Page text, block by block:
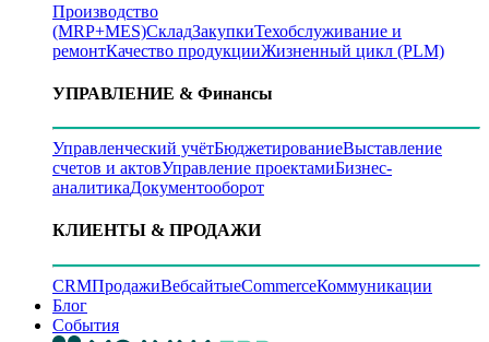
Производство
(MRP+MES)СкладЗакупкиТехобслуживание и
ремонтКачество продукцииЖизненный цикл (PLM)
УПРАВЛЕНИЕ & Финансы
Управленческий учётБюджетированиеВыставление
счетов и актовУправление проектамиБизнес-
аналитикаДокументооборот
КЛИЕНТЫ & ПРОДАЖИ
CRMПродажиВебсайтыeCommerceКоммуникации
Блог
События